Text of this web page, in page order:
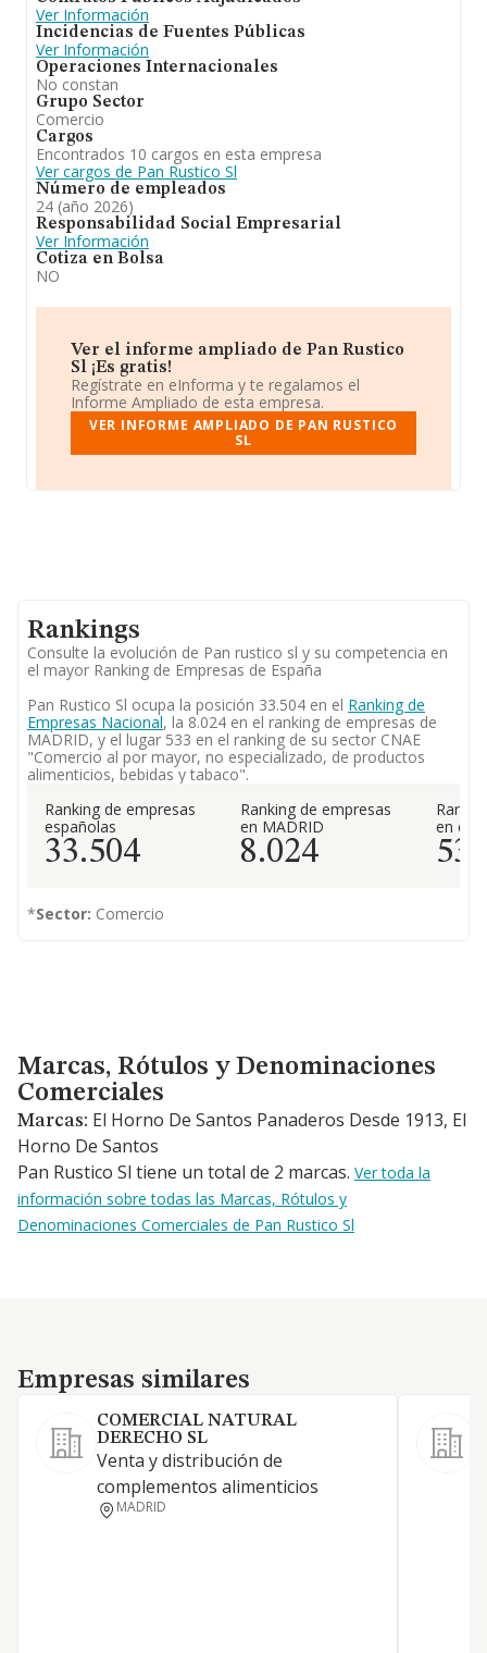
Ver Información
Incidencias de Fuentes Públicas
Ver Información
Operaciones Internacionales
No constan
Grupo Sector
Comercio
Cargos
Encontrados 10 cargos en esta empresa
Ver cargos de Pan Rustico Sl
Número de empleados
24 (año 2026)
Responsabilidad Social Empresarial
Ver Información
Cotiza en Bolsa
NO
Ver el informe ampliado de Pan Rustico
Sl ¡Es gratis!
Regístrate en eInforma y te regalamos el
Informe Ampliado de esta empresa.
VER INFORME AMPLIADO DE PAN RUSTICO
SL
Rankings
Consulte la evolución de Pan rustico sl y su competencia en
el mayor Ranking de Empresas de España
Pan Rustico Sl ocupa la posición 33.504 en el Ranking de
Empresas Nacional, la 8.024 en el ranking de empresas de
MADRID, y el lugar 533 en el ranking de su sector CNAE
"Comercio al por mayor, no especializado, de productos
alimenticios, bebidas y tabaco".
Ranking de empresas
españolas
33.504
Ranking de empresas
en MADRID
8.024
en el
533
*Sector: Comercio
Marcas, Rótulos y Denominaciones Comerciales
Marcas, Rótulos y Denominaciones
Comerciales
Marcas: El Horno De Santos Panaderos Desde 1913, El
Horno De Santos
Pan Rustico Sl tiene un total de 2 marcas. Ver toda la
información sobre todas las Marcas, Rótulos y
Denominaciones Comerciales de Pan Rustico Sl
Empresas similares
Empresas similares
COMERCIAL NATURAL
DERECHO SL
Venta y distribución de
complementos alimenticios
MADRID